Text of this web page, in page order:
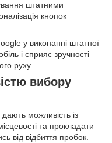
штатними
кнопок
у виконанні штатної
і сприяє зручності
руху.
вибору
дають можливість із
та прокладати
від відбиття пробок.